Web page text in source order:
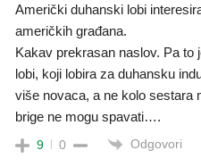
Američki duhanski lobi
američkih građana.
Kakav prekrasan naslov. Pa
lobi, koji lobira za duhansku
više novaca, a ne kolo sestara
brige ne mogu spavati….
9 0 Odgovori